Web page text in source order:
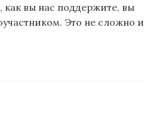
как вы нас поддержите, вы
Это не сложно и